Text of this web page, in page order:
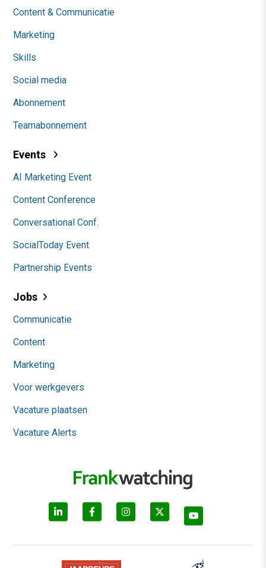
Content & Communicatie
Marketing
Skills
Social media
Abonnement
Teamabonnement
Events
AI Marketing Event
Content Conference
Conversational Conf.
SocialToday Event
Partnership Events
Jobs
Communicatie
Content
Marketing
Voor werkgevers
Vacature plaatsen
Vacature Alerts